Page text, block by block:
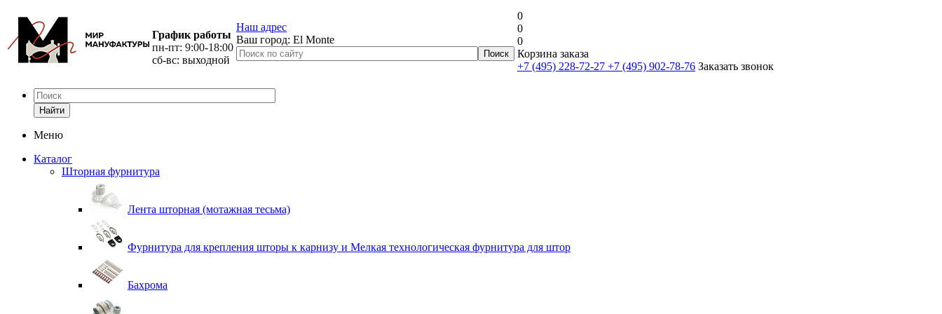
График работы
пн-пт: 9:00-18:00
сб-вс: выходной
Наш адрес
Ваш город: El Monte
0
0
0
Корзина заказа
+7 (495) 228-72-27 +7 (495) 902-78-76 Заказать звонок
Найти
Меню
Каталог
Шторная фурнитура
Лента шторная (мотажная тесьма)
Фурнитура для крепления шторы к карнизу и Мелкая технологическая фурнитура для штор
Бахрома